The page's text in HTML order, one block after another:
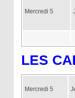
Mercredi 5
LES
Mercredi 5